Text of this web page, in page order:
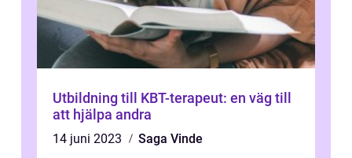
Utbildning till KBT-terapeut: en väg till
att hjälpa andra
14 juni 2023
Saga Vinde